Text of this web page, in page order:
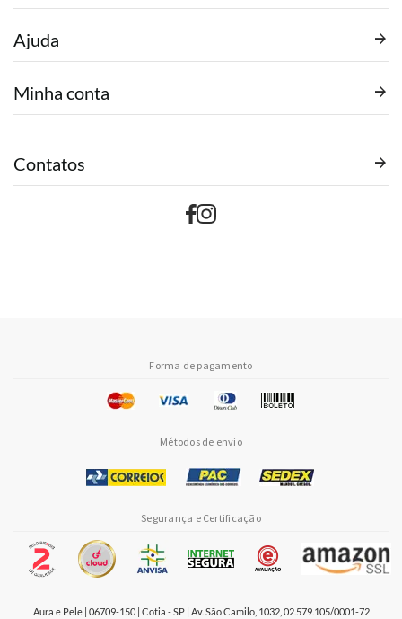
Ajuda
Minha conta
Contatos
Forma de pagamento
Métodos de envio
Segurança e Certificação
Aura e Pele | 06709-150 | Cotia - SP | Av. São Camilo, 1032, 02.579.105/0001-72